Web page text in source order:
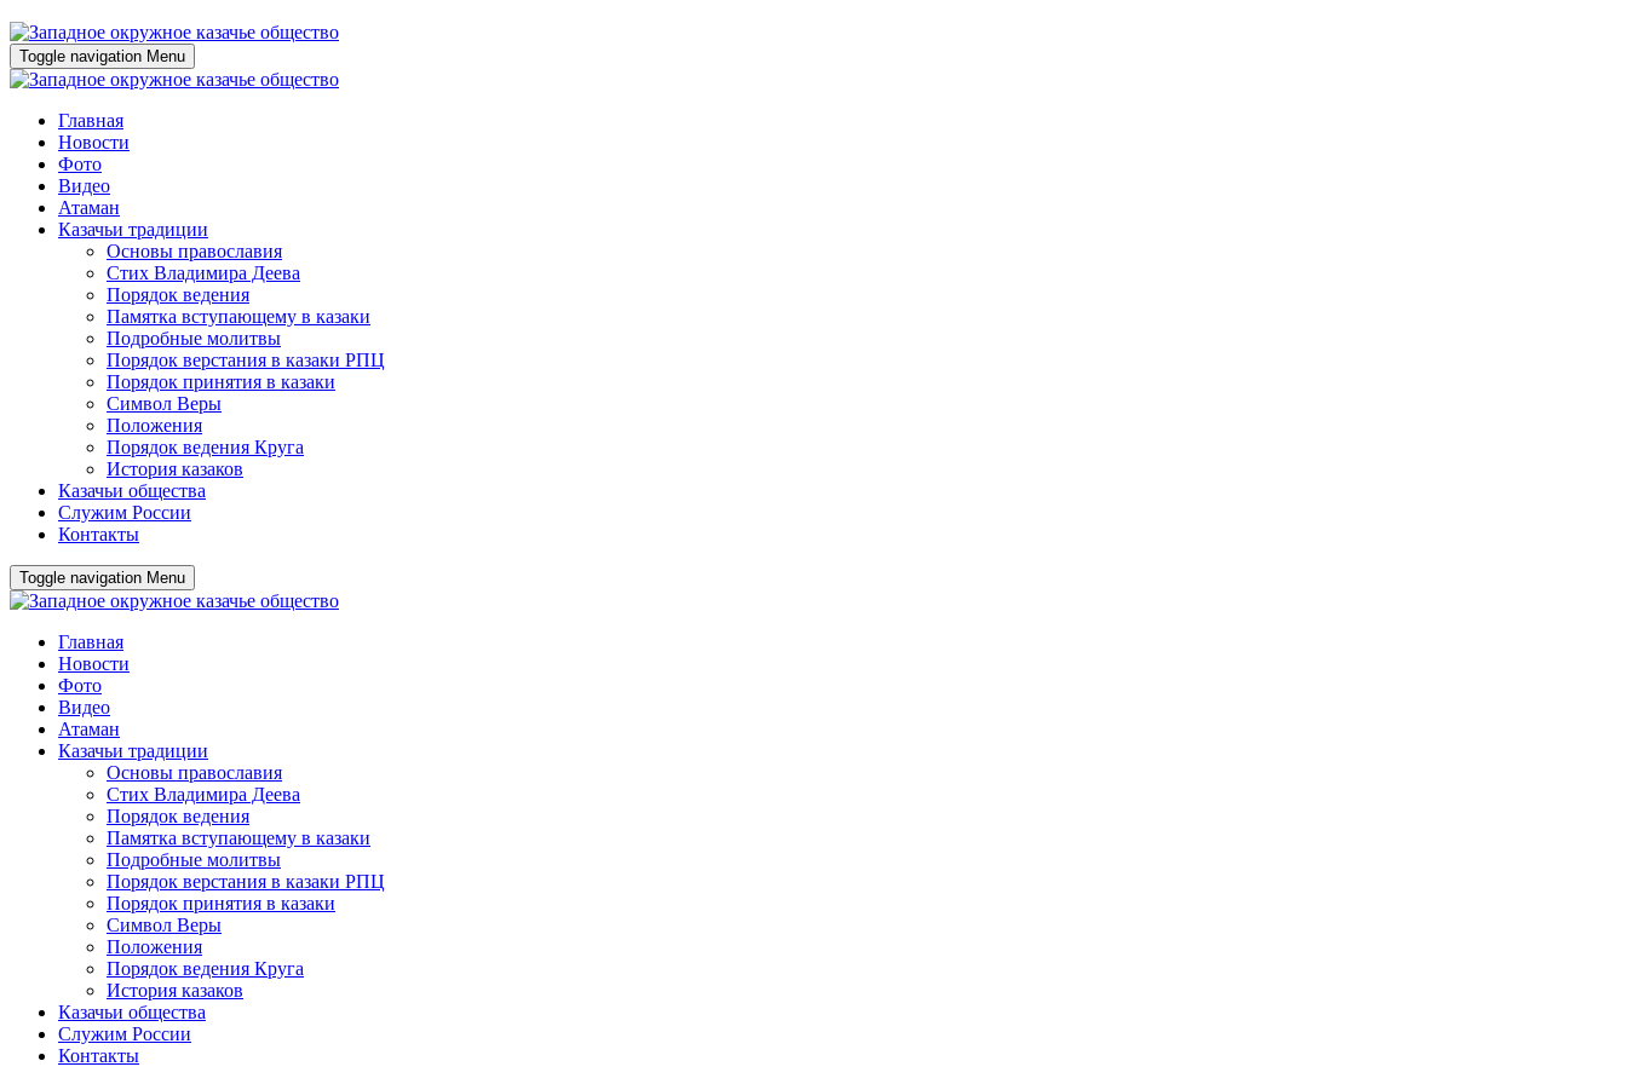
Toggle navigation Menu
Главная
Новости
Фото
Видео
Атаман
Казачьи традиции
Основы православия
Стих Владимира Деева
Порядок ведения
Памятка вступающему в казаки
Подробные молитвы
Порядок верстания в казаки РПЦ
Порядок принятия в казаки
Символ Веры
Положения
Порядок ведения Круга
История казаков
Казачьи общества
Служим России
Контакты
Toggle navigation Menu
Главная
Новости
Фото
Видео
Атаман
Казачьи традиции
Основы православия
Стих Владимира Деева
Порядок ведения
Памятка вступающему в казаки
Подробные молитвы
Порядок верстания в казаки РПЦ
Порядок принятия в казаки
Символ Веры
Положения
Порядок ведения Круга
История казаков
Казачьи общества
Служим России
Контакты